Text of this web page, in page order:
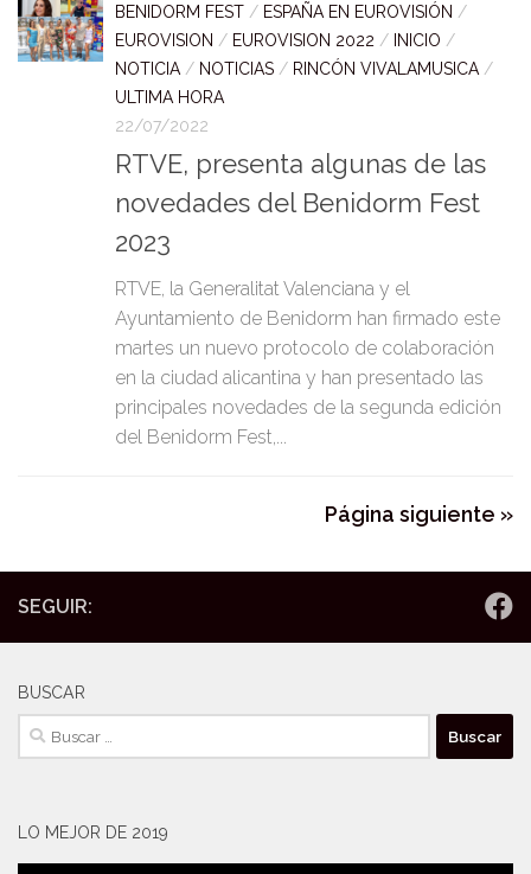
BENIDORM FEST / ESPAÑA EN EUROVISIÓN /
EUROVISION / EUROVISION 2022 / INICIO /
NOTICIA / NOTICIAS / RINCÓN VIVALAMUSICA /
ULTIMA HORA
22/07/2022
RTVE, presenta algunas de las
novedades del Benidorm Fest
2023
RTVE, la Generalitat Valenciana y el
Ayuntamiento de Benidorm han firmado este
martes un nuevo protocolo de colaboración
en la ciudad alicantina y han presentado las
principales novedades de la segunda edición
del Benidorm Fest,...
Página siguiente »
SEGUIR:
BUSCAR
Buscar:
LO MEJOR DE 2019